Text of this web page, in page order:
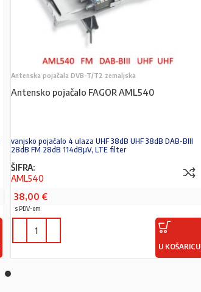
Antenska pojačala DVB-T/T2 zemaljska
Antensko pojačalo FAGOR AML540
vanjsko pojačalo 4 ulaza UHF 38dB UHF 38dB DAB-BIII
28dB FM 28dB 114dBµV, LTE filter
ŠIFRA:
AML540
38,00 €
s PDV-om
U KOŠARICU